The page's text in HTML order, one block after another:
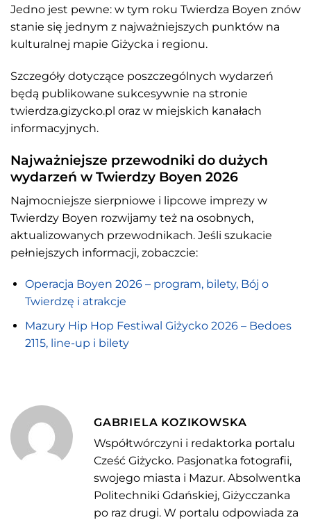
Jedno jest pewne: w tym roku Twierdza Boyen znów
stanie się jednym z najważniejszych punktów na
kulturalnej mapie Giżycka i regionu.
Szczegóły dotyczące poszczególnych wydarzeń
będą publikowane sukcesywnie na stronie
twierdza.gizycko.pl oraz w miejskich kanałach
informacyjnych.
Najważniejsze przewodniki do dużych
wydarzeń w Twierdzy Boyen 2026
Najmocniejsze sierpniowe i lipcowe imprezy w
Twierdzy Boyen rozwijamy też na osobnych,
aktualizowanych przewodnikach. Jeśli szukacie
pełniejszych informacji, zobaczcie:
Operacja Boyen 2026 – program, bilety, Bój o
Twierdzę i atrakcje
Mazury Hip Hop Festiwal Giżycko 2026 – Bedoes
2115, line-up i bilety
GABRIELA KOZIKOWSKA
Współtwórczyni i redaktorka portalu
Cześć Giżycko. Pasjonatka fotografii,
swojego miasta i Mazur. Absolwentka
Politechniki Gdańskiej, Giżycczanka
po raz drugi. W portalu odpowiada za